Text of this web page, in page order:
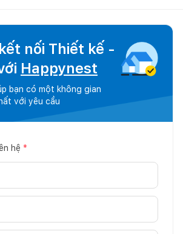
nối Thiết kế -
Happynest
bạn có một không gian
với yêu cầu
hệ *